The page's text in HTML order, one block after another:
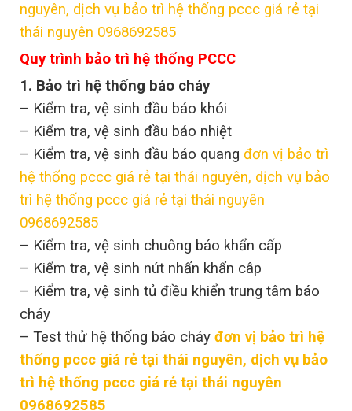
nguyên, dịch vụ bảo trì hệ thống pccc giá rẻ tại
thái nguyên 0968692585
Quy trình bảo trì hệ thống PCCC
1. Bảo trì hệ thống báo cháy
– Kiểm tra, vệ sinh đầu báo khói
– Kiểm tra, vệ sinh đầu báo nhiệt
– Kiểm tra, vệ sinh đầu báo quang đơn vị bảo trì
hệ thống pccc giá rẻ tại thái nguyên, dịch vụ bảo
trì hệ thống pccc giá rẻ tại thái nguyên
0968692585
– Kiểm tra, vệ sinh chuông báo khẩn cấp
– Kiểm tra, vệ sinh nút nhấn khẩn câp
– Kiểm tra, vệ sinh tủ điều khiển trung tâm báo
cháy
– Test thử hệ thống báo cháy đơn vị bảo trì hệ
thống pccc giá rẻ tại thái nguyên, dịch vụ bảo
trì hệ thống pccc giá rẻ tại thái nguyên
0968692585